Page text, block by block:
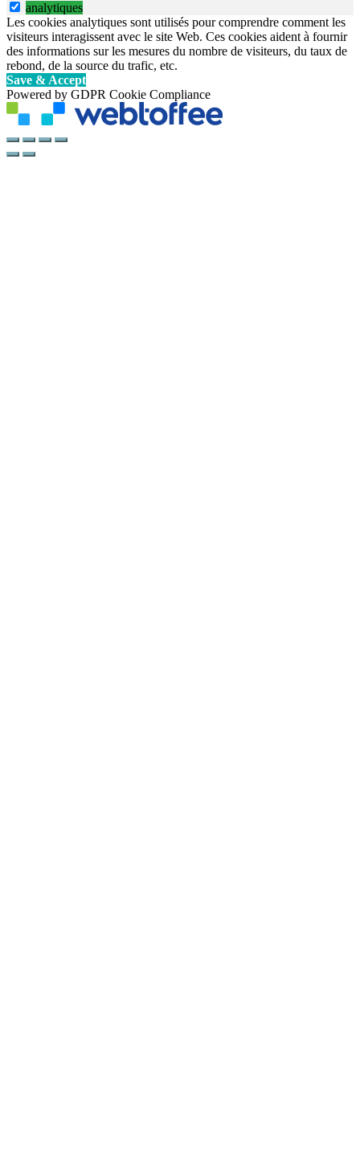
analytiques
Les cookies analytiques sont utilisés pour comprendre comment les
visiteurs interagissent avec le site Web. Ces cookies aident à fournir
des informations sur les mesures du nombre de visiteurs, du taux de
rebond, de la source du trafic, etc.
Save & Accept
Powered by GDPR Cookie Compliance